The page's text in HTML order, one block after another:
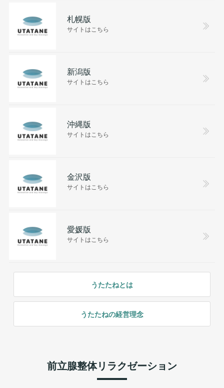
札幌版
サイトはこちら
新潟版
サイトはこちら
沖縄版
サイトはこちら
金沢版
サイトはこちら
愛媛版
サイトはこちら
うたたねとは
うたたねの経営理念
前立腺整体リラクゼーション